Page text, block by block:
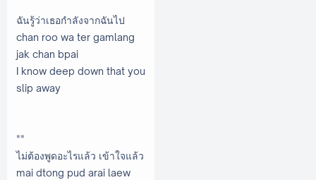
ฉันรู้ว่าเธอกำลังจากฉันไป
chan roo wa ter gamlang
jak chan bpai
I know deep down that you
slip away
**
ไม่ต้องพูดอะไรแล้ว เข้าใจแล้ว
mai dtong pud arai laew